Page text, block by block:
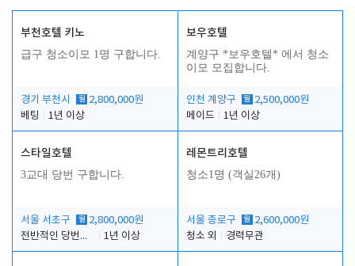
부천호텔 키노
급구 청소이모 1명 구합니다.
경기 부천시 월 2,800,000원
베팅
1년 이상
보우호텔
계양구 *보우호텔* 에서 청소
이모 모집합니다.
인천 계양구 월 2,500,000원
메이드
1년 이상
스타일호텔
3교대 당번 구합니다.
서울 서초구 월 2,800,000원
전반적인 당번업무
1년 이상
레몬트리호텔
청소1명 (객실26개)
서울 종로구 월 2,600,000원
청소 외
경력무관